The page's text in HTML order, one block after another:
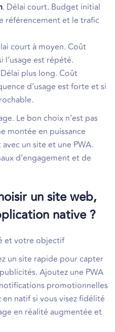
. Délai court. Budget initial
référencement et le trafic
court à moyen. Coût
l’usage est répété.
plus long. Coût
d’usage est forte et si
Le bon choix n’est pas
montée en puissance
un site et une PWA.
d’engagement et de
un site web,
native ?
et votre objectif
un site rapide pour capter
Ajoutez une PWA
promotionnelles
natif si vous visez fidélité
en réalité augmentée et